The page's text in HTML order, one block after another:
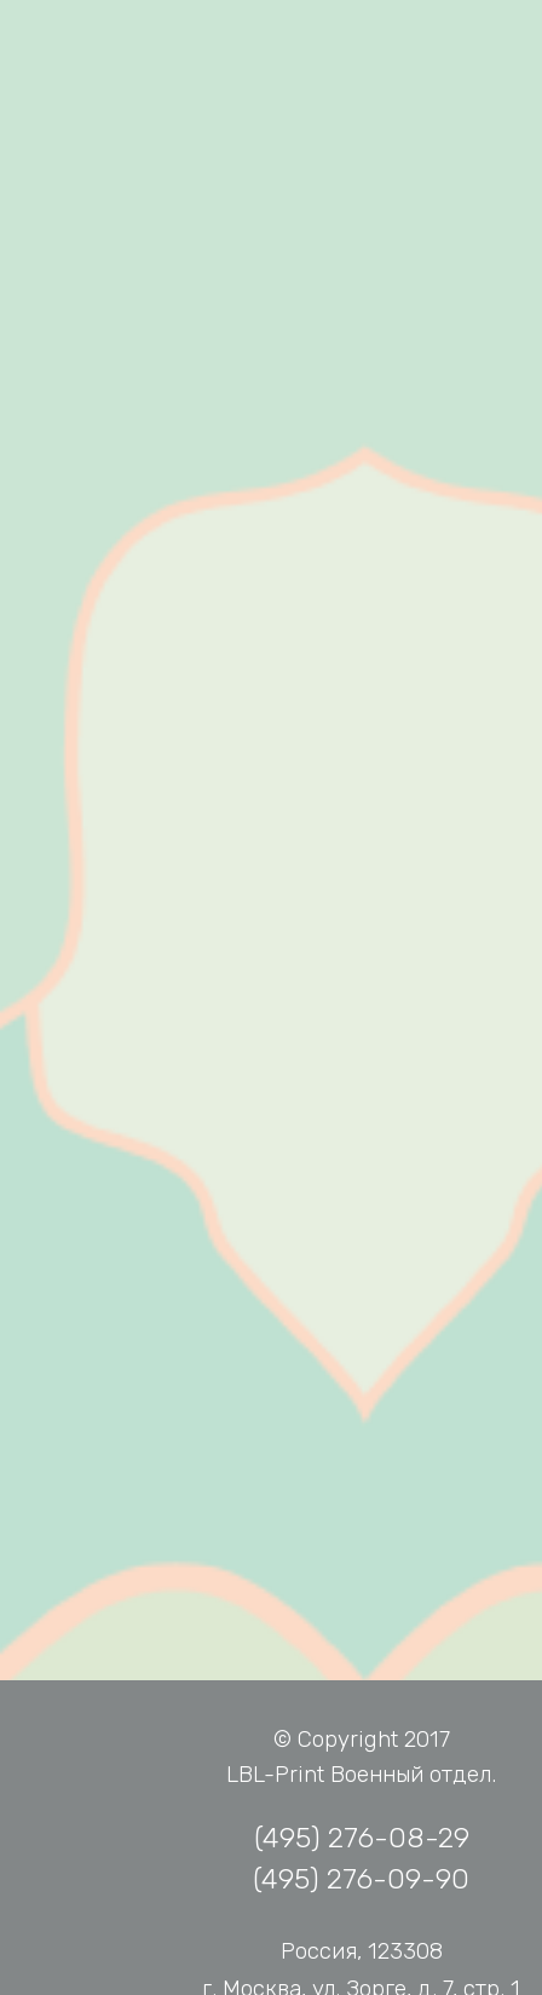
© Copyright 2017
LBL-Print Военный отдел.
(495) 276-08-29
(495) 276-09-90
Россия, 123308
г. Москва, ул. Зорге, д. 7, стр. 1